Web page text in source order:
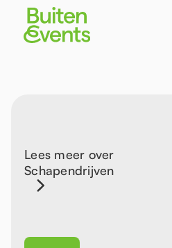
Lees meer over
Schapendrijven